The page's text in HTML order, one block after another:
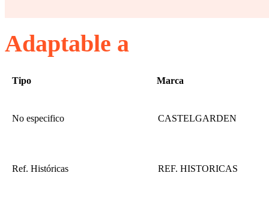
Adaptable a
Tipo Marca
No especifico CASTELGARDEN
Ref. Históricas REF. HISTORICAS